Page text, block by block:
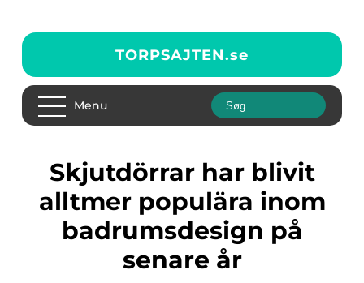
TORPSAJTEN.se
Menu
Skjutdörrar har blivit
alltmer populära inom
badrumsdesign på
senare år